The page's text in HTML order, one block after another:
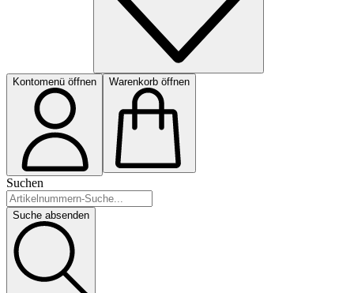
Kontomenü öffnen Warenkorb öffnen
Suchen
Suche absenden